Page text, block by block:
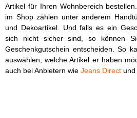
Artikel für Ihren Wohnbereich
im Shop zählen unter anderem
und Dekoartikel. Und falls es ein
sich nicht sicher sind, so können
Geschenkgutschein entscheiden. So
auswählen, welche Artikel er haben
auch bei Anbietern wie Jeans Direct und